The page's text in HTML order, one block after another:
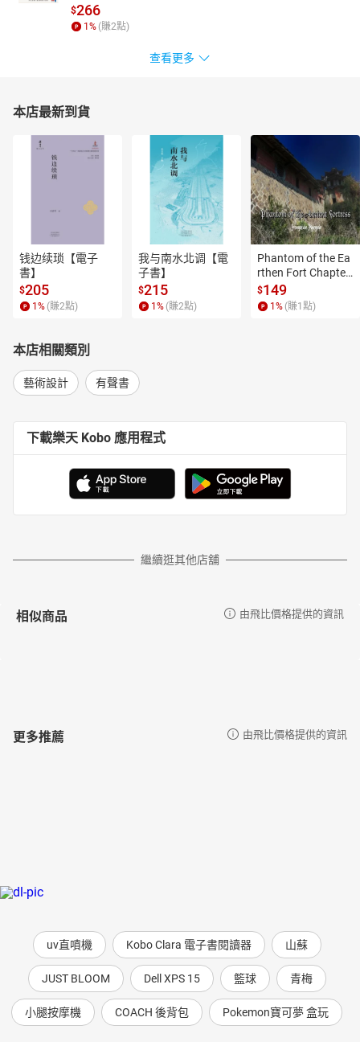
$266
1 % (賺2點)
查看更多
本店最新到貨
钱边续琐【電子
書】
$205
1 % (賺2點)
我与南水北调【電
子書】
$215
1 % (賺2點)
Phantom of the Ea
rthen Fort Chapter
4【有聲書】
$149
1 % (賺1 點)
本店相關類別
藝術設計 有聲書
下載樂天 Kobo 應用程式
繼續逛其他店舖
相似商品 由飛比價格提供的資訊
更多推薦 由飛比價格提供的資訊
uv直噴機 Kobo Clara 電子書閱讀器 山蘇
JUST BLOOM Dell XPS 15 籃球 青梅
小腿按摩機 COACH 後背包 Pokemon寶可夢 盒玩